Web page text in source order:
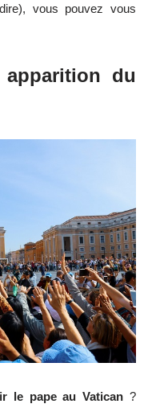
vous pouvez vous
du
le pape au Vatican ?